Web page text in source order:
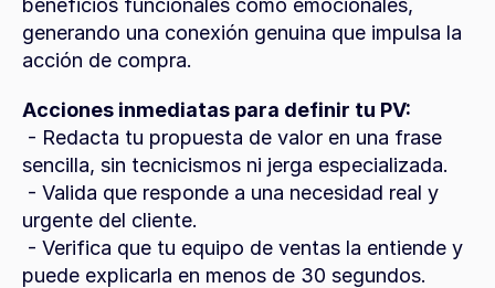
beneficios funcionales como emocionales,
generando una conexión genuina que impulsa la
acción de compra.
Acciones inmediatas para definir tu PV:
sencilla, sin tecnicismos ni jerga especializada.
urgente del cliente.
puede explicarla en menos de 30 segundos.